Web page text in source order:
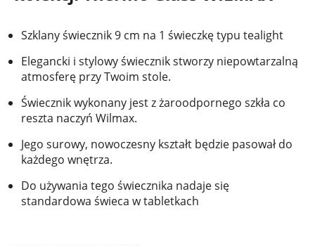
Szklany świecznik 9 cm na 1 świeczkę typu tealight
Elegancki i stylowy świecznik stworzy niepowtarzalną
atmosferę przy Twoim stole.
Świecznik wykonany jest z żaroodpornego szkła co
reszta naczyń Wilmax.
Jego surowy, nowoczesny kształt będzie pasował do
każdego wnętrza.
Do używania tego świecznika nadaje się
standardowa świeca w tabletkach